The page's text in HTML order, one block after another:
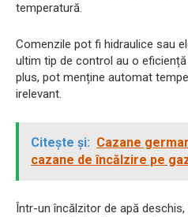
temperatură.
Comenzile pot fi hidraulice sau
ultim tip de control au o
plus, pot menține automat
irelevant.
Citește și: Cazane
cazane de încălzire pe
Într-un încălzitor de apă